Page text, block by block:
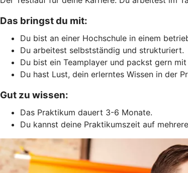
Das bringst du mit:
Du bist an einer Hochschule in einem
Du arbeitest selbstständig und strukturiert.
Du bist ein Teamplayer und packst gern mit
Du hast Lust, dein erlerntes Wissen in der
Gut zu wissen:
Das Praktikum dauert 3-6 Monate.
Du kannst deine Praktikumszeit auf